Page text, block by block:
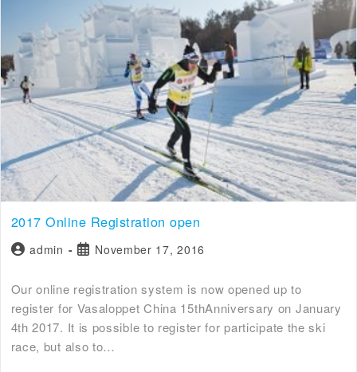
2017 Online Registration open
admin November 17, 2016
Our online registration system is now opened up to
register for Vasaloppet China 15thAnniversary on January
4th 2017. It is possible to register for participate the ski
race, but also to…